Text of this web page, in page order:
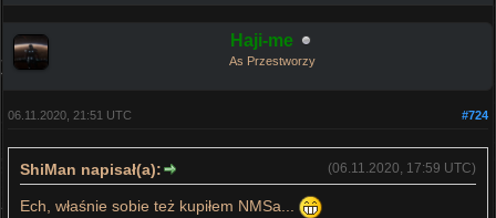
Haji-me
As Przestworzy
#724
06.11.2020, 21:51 UTC
(06.11.2020, 17:59 UTC)
ShiMan napisał(a):
Ech, właśnie sobie też kupiłem NMSa...